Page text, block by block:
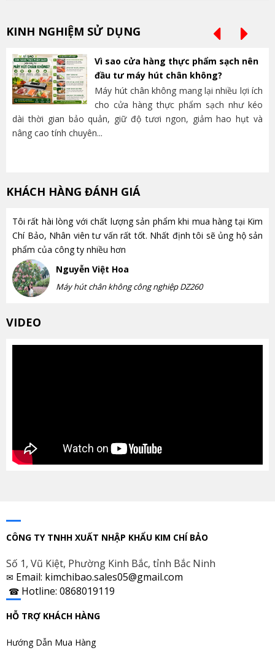
KINH NGHIỆM SỬ DỤNG
Vì sao cửa hàng thực phẩm sạch nên
đầu tư máy hút chân không?
Máy hút chân không mang lại nhiều lợi ích
cho cửa hàng thực phẩm sạch như kéo
dài thời gian bảo quản, giữ độ tươi ngon, giảm hao hụt và
nâng cao tính chuyên...
KHÁCH HÀNG ĐÁNH GIÁ
Tôi rất hài lòng với chất lượng sản phẩm khi mua hàng tại Kim
Chí Bảo, Nhân viên tư vấn rất tốt. Nhất định tôi sẽ ủng hộ sản
phẩm của công ty nhiều hơn
Nguyễn Việt Hoa
Máy hút chân không công nghiệp DZ260
VIDEO
CÔNG TY TNHH XUẤT NHẬP KHẨU KIM CHÍ BẢO
Số 1, Vũ Kiệt, Phường Kinh Bắc, tỉnh Bắc Ninh
✉ Email: kimchibao.sales05@gmail.com
☎ Hotline: 0868019119
HỖ TRỢ KHÁCH HÀNG
Hướng Dẫn Mua Hàng